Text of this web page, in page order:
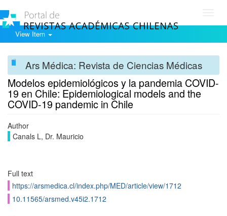
View Item
Ars Médica: Revista de Ciencias Médicas
Modelos epidemiológicos y la pandemia COVID-
19 en Chile: Epidemiological models and the
COVID-19 pandemic in Chile
Author
Canals L, Dr. Mauricio
Full text
https://arsmedica.cl/index.php/MED/article/view/1712
10.11565/arsmed.v45i2.1712